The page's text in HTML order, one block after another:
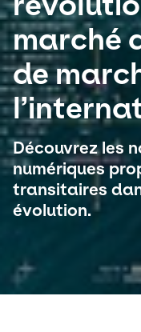
Sélectionnez
Canada
marché
de
Découvrez les
numériques
transitaires
évolution.